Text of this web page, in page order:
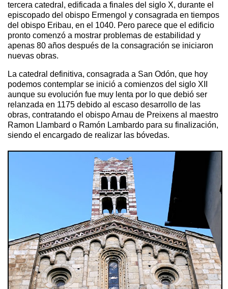
tercera catedral, edificada a finales del siglo X, durante el
episcopado del obispo Ermengol y consagrada en tiempos
del obispo Eribau, en el 1040. Pero parece que el edificio
pronto comenzó a mostrar problemas de estabilidad y
apenas 80 años después de la consagración se iniciaron
nuevas obras.
La catedral definitiva, consagrada a San Odón, que hoy
podemos contemplar se inició a comienzos del siglo XII
aunque su evolución fue muy lenta por lo que debió ser
relanzada en 1175 debido al escaso desarrollo de las
obras, contratando el obispo Arnau de Preixens al maestro
Ramon Llambard o Ramón Lambardo para su finalización,
siendo el encargado de realizar las bóvedas.